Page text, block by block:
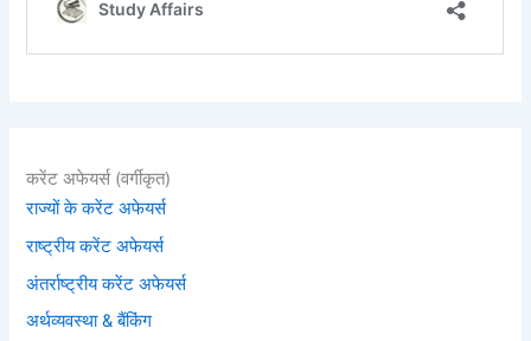
करेंट अफेयर्स (वर्गीकृत)
राज्यों के करेंट अफेयर्स
राष्ट्रीय करेंट अफेयर्स
अंतर्राष्ट्रीय करेंट अफेयर्स
अर्थव्यवस्था & बैंकिंग